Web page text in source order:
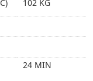
102 KG
24 MIN